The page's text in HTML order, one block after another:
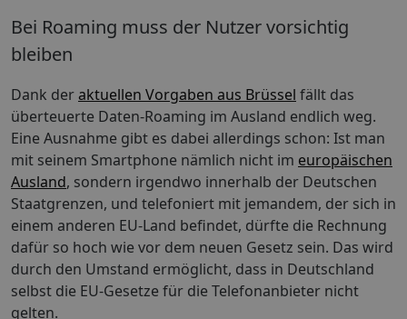
Bei Roaming muss der Nutzer vorsichtig
bleiben
Dank deraktuellen Vorgaben aus Brüssel fällt das
überteuerte Daten-Roaming im Ausland endlich weg.
Eine Ausnahme gibt es dabei allerdings schon: Ist man
mit seinem Smartphone nämlich nicht im europäischen
Ausland, sondern irgendwo innerhalb der Deutschen
Staatgrenzen, und telefoniert mit jemandem, der sich in
einem anderen EU-Land befindet, dürfte die Rechnung
dafür so hoch wie vor dem neuen Gesetz sein. Das wird
durch den Umstand ermöglicht, dass in Deutschland
selbst die EU-Gesetze für die Telefonanbieter nicht
gelten.